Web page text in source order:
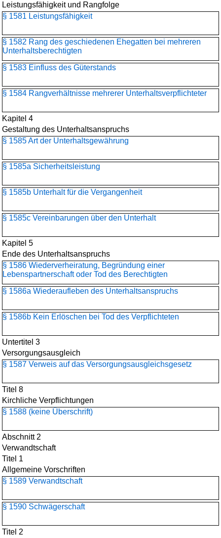
Leistungsfähigkeit und Rangfolge
§ 1581 Leistungsfähigkeit
§ 1582 Rang des geschiedenen Ehegatten bei mehreren
Unterhaltsberechtigten
§ 1583 Einfluss des Güterstands
§ 1584 Rangverhältnisse mehrerer Unterhaltsverpflichteter
Kapitel 4
Gestaltung des Unterhaltsanspruchs
§ 1585 Art der Unterhaltsgewährung
§ 1585a Sicherheitsleistung
§ 1585b Unterhalt für die Vergangenheit
§ 1585c Vereinbarungen über den Unterhalt
Kapitel 5
Ende des Unterhaltsanspruchs
§ 1586 Wiederverheiratung, Begründung einer
Lebenspartnerschaft oder Tod des Berechtigten
§ 1586a Wiederaufleben des Unterhaltsanspruchs
§ 1586b Kein Erlöschen bei Tod des Verpflichteten
Untertitel 3
Versorgungsausgleich
§ 1587 Verweis auf das Versorgungsausgleichsgesetz
Titel 8
Kirchliche Verpflichtungen
§ 1588 (keine Überschrift)
Abschnitt 2
Verwandtschaft
Titel 1
Allgemeine Vorschriften
§ 1589 Verwandtschaft
§ 1590 Schwägerschaft
Titel 2